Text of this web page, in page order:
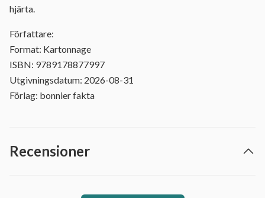
hjärta.
Författare:
Format: Kartonnage
ISBN: 9789178877997
Utgivningsdatum: 2026-08-31
Förlag: bonnier fakta
Recensioner